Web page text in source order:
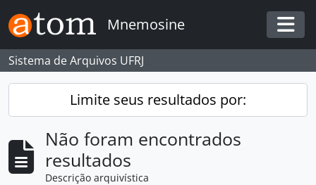
Skip to main content
Mnemosine
Sistema de Arquivos UFRJ
Limite seus resultados por:
Não foram encontrados
resultados
Descrição arquivística